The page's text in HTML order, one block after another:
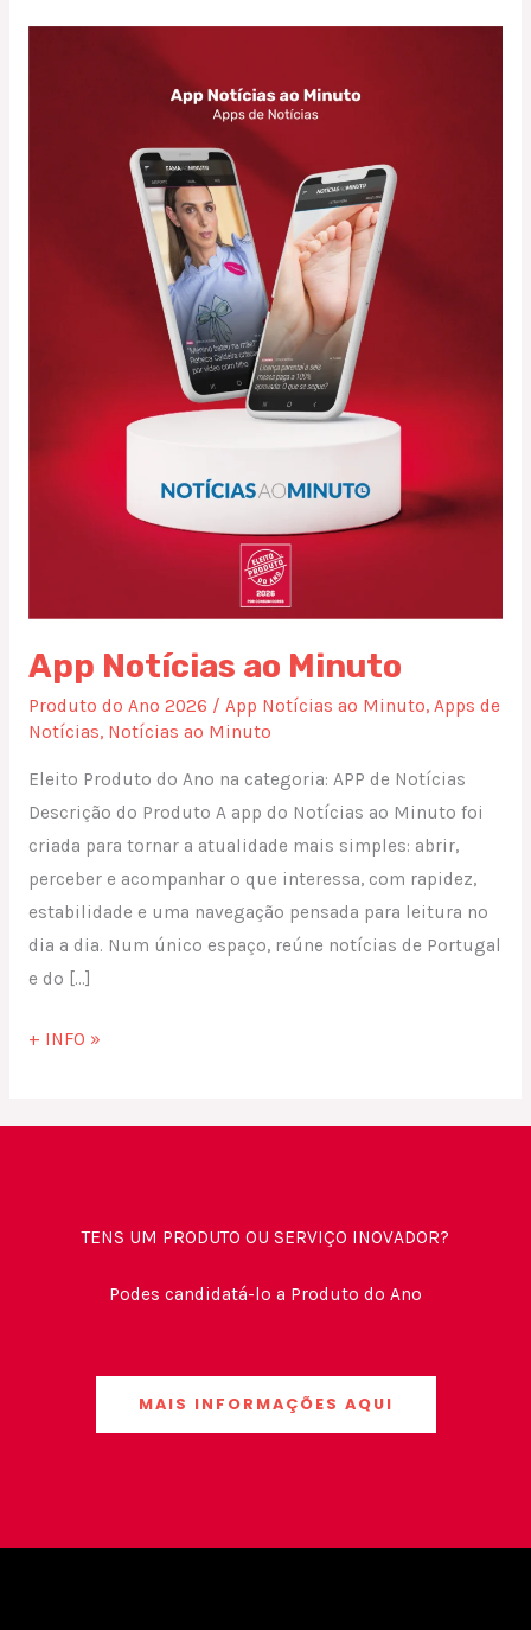
App Notícias ao Minuto
Produto do Ano 2026 / App Notícias ao Minuto, Apps de
Notícias, Notícias ao Minuto
Eleito Produto do Ano na categoria: APP de Notícias
Descrição do Produto A app do Notícias ao Minuto foi
criada para tornar a atualidade mais simples: abrir,
perceber e acompanhar o que interessa, com rapidez,
estabilidade e uma navegação pensada para leitura no
dia a dia. Num único espaço, reúne notícias de Portugal
e do […]
+ INFO »
TENS UM PRODUTO OU SERVIÇO INOVADOR?
Podes candidatá-lo a Produto do Ano
MAIS INFORMAÇÕES AQUI